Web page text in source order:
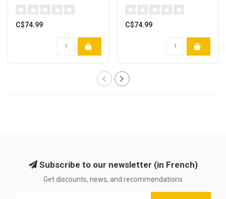
C$74.99 C$74.99
Subscribe to our newsletter (in French)
Get discounts, news, and recommendations